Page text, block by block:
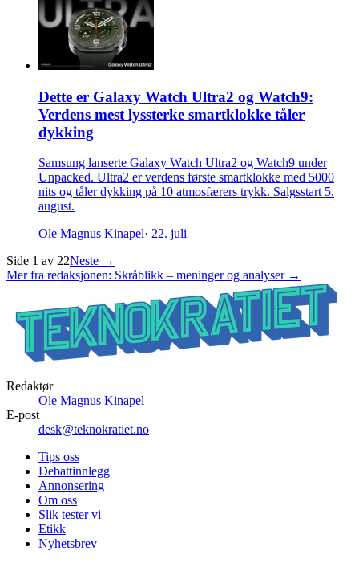
Dette er Galaxy Watch Ultra2 og Watch9:
Verdens mest lyssterke smartklokke tåler
dykking
Samsung lanserte Galaxy Watch Ultra2 og Watch9 under
Unpacked. Ultra2 er verdens første smartklokke med 5000
nits og tåler dykking på 10 atmosfærers trykk. Salgsstart 5.
august.
Ole Magnus Kinapel· 22. juli
Side 1 av 22Neste →
Mer fra redaksjonen: Skråblikk – meninger og analyser →
Redaktør
Ole Magnus Kinapel
E-post
desk@teknokratiet.no
Tips oss
Debattinnlegg
Annonsering
Om oss
Slik tester vi
Etikk
Nyhetsbrev